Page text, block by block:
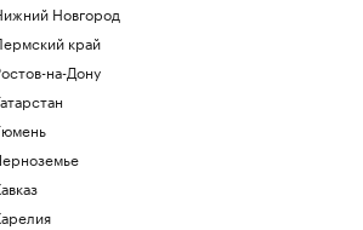
Новгород
край
на-Дону